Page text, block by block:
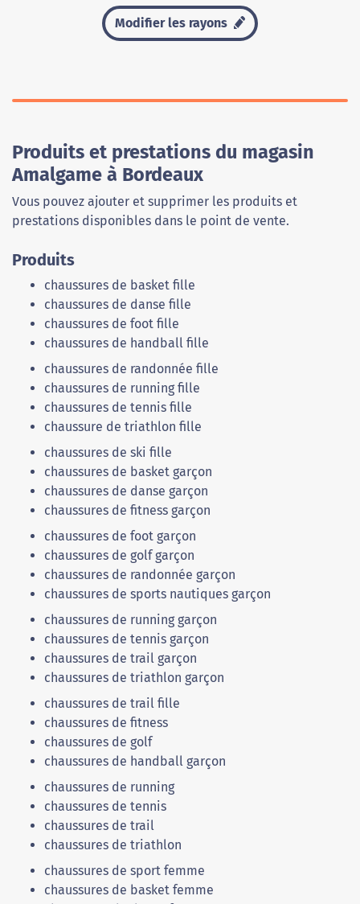
Modifier les rayons
Produits et prestations du magasin
Amalgame à Bordeaux
Vous pouvez ajouter et supprimer les produits et
prestations disponibles dans le point de vente.
Produits
chaussures de basket fille
chaussures de danse fille
chaussures de foot fille
chaussures de handball fille
chaussures de randonnée fille
chaussures de running fille
chaussures de tennis fille
chaussure de triathlon fille
chaussures de ski fille
chaussures de basket garçon
chaussures de danse garçon
chaussures de fitness garçon
chaussures de foot garçon
chaussures de golf garçon
chaussures de randonnée garçon
chaussures de sports nautiques garçon
chaussures de running garçon
chaussures de tennis garçon
chaussures de trail garçon
chaussures de triathlon garçon
chaussures de trail fille
chaussures de fitness
chaussures de golf
chaussures de handball garçon
chaussures de running
chaussures de tennis
chaussures de trail
chaussures de triathlon
chaussures de sport femme
chaussures de basket femme